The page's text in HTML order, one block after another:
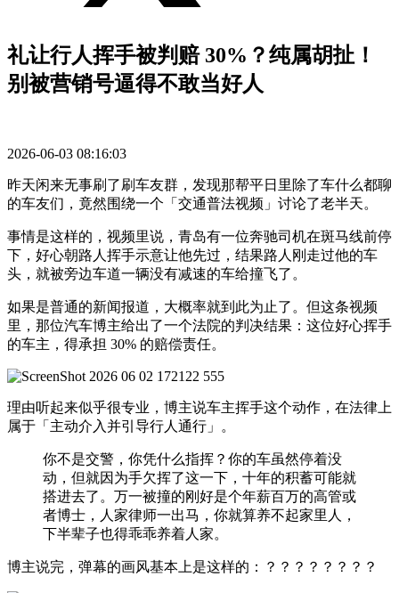
礼让行人挥手被判赔 30%？纯属胡扯！
别被营销号逼得不敢当好人
2026-06-03 08:16:03
昨天闲来无事刷了刷车友群，发现那帮平日里除了车什么都聊
的车友们，竟然围绕一个「交通普法视频」讨论了老半天。
事情是这样的，视频里说，青岛有一位奔驰司机在斑马线前停
下，好心朝路人挥手示意让他先过，结果路人刚走过他的车
头，就被旁边车道一辆没有减速的车给撞飞了。
如果是普通的新闻报道，大概率就到此为止了。但这条视频
里，那位汽车博主给出了一个法院的判决结果：这位好心挥手
的车主，得承担 30% 的赔偿责任。
理由听起来似乎很专业，博主说车主挥手这个动作，在法律上
属于「主动介入并引导行人通行」。
你不是交警，你凭什么指挥？你的车虽然停着没
动，但就因为手欠挥了这一下，十年的积蓄可能就
搭进去了。万一被撞的刚好是个年薪百万的高管或
者博士，人家律师一出马，你就算养不起家里人，
下半辈子也得乖乖养着人家。
博主说完，弹幕的画风基本上是这样的：？？？？？？？？